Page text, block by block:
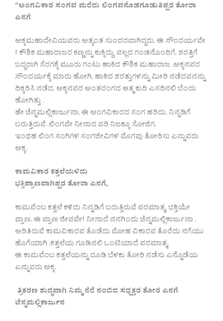
“ಅಂಗವಿಕಾರ ಸಂಗವ ಮರೆದು ಲಿಂಗವನೊಡಗೂಡುತಿಪ್ಪರ ತೋರಾ
ಎನಗೆ
ಅಕ್ಕಮಹಾದೇವಿಯವರು ಅತ್ಯಂತ ಸುಂದರವಾಗಿದ್ದರು. ಈ ಸೌಂದರ್ಯವೇ
! ಕೌಶಿಕ ಮಹಾರಾಜರ ಕಣ್ಣನ್ನು ಕುಕ್ಕಿದ್ದು, ವಲ್ಲದ ಗಂಡನೊಂದಿಗೆ, ಶರತ್ತಿಗೆ
ಬದ್ದರಾಗಿ ಸೆರಗಕ್ಕೆ ಮೂರು ಗಂಟು ಹಾಕಿದ ಕೌಶಿಕ ಮಹಾರಾಜ .ಅಕ್ಕನವರ
ಸೌಂದರ್ಯಕ್ಕೆ ಮಾರು ಹೋಗಿ, ಹಾಕಿದ ಶರತ್ತುಗಳನ್ನು ಮೀರಿ ನಡೆದವನನ್ನು
ದಿಕ್ಕರಿಸಿ ನಡೆದ, ಅಕ್ಕನವರ ಅಂತರಂಗದ ಆತ್ಮ ಕುದಿ ಎಸರಿನಲಿ ಬೆಂದು
ಹೋಗಿತ್ತು .
ಹೇ ಚೆನ್ನಮಲ್ಲಿಕಾರ್ಜುನಾ, ಈ ಅಂಗವಿಕಾರದ ಸಂಗ ಹರಿದು, ನಿನ್ನಡಿಗೆ
ಬರುತ್ತಿರುವೆ .ಲಿಂಗವೇ ನೀನಾದ ಪರಿ ನಿಜಕ್ಕೂ ಸೋಜಿಗ.
ಇಂಥಹ ಲಿಂಗ ಸಂಗಿಗಳ ಸಂಗಜೀವಿಗಳ ಮೊಗವು ತೋರಿಸು ಎನ್ನುವರು
ಅಕ್ಕ.
ಕಾಮವಿಕಾರ ಕತ್ತಲೆಯಳಿದು
ಭಕ್ತಿಪ್ರಾಣವಾಗಿಪ್ಪರ ತೋರಾ ಎನಗೆ,
ಕಾಮವೆಂಬ ಕತ್ತಲೆ ಕಳಿದು ನಿನ್ನಡಿಗೆ ಬರುತ್ತಿರುವೆ ಪರಮಾತ್ಮ. ಭಕ್ತಿಯೇ
ಪ್ರಾಣ. ಈ ಪ್ರಾಣ ಜೀವವೇ! ನೀನಾದೆ ನನಗಿಂದು ಚೆನ್ನಮಲ್ಲಿಕಾರ್ಜುನಾ .
ಅರಿತಿರುವೆ ಕಾಮವಿಕಾರವ ತೊಡೆದು ಮೋಹ ವಿಕಾರವ ತೊರೆದು ನಗೆಯು
ಹೊಗೆಯಾಗಿ ,ಕತ್ತಲೆಯ ಗೂಡಿನಲಿ ಒಂಟಿಯಾದೆ ಪರಮಾತ್ಮ.
ಈ ಕಾಮವೆಂಬ ಕತ್ತಲೆಯನ್ನು ದೂಡಿ ಬೆಳಕು ತೋರಿ ನಡೆಸು ಎನ್ನೊಡೆಯ
ಎನ್ನುವರು ಅಕ್ಕ.
ತ್ರಿಕರಣ ಶುದ್ಧವಾಗಿ ನಿಮ್ಮ ನೆರೆ ನಂಬಿದ ಸಧ್ಬಕ್ತರ ತೋರ ಎನಗೆ
ಚೆನ್ನಮಲ್ಲಿಕಾರ್ಜುನ